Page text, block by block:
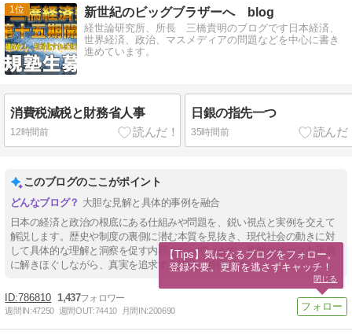
1 新世紀のビッグブラザーへ blog
経世論研究所、所長 三橋貴明のブログです日本経済、
世界経済、政治、マスメディアの問題などを中心に書き
進めています。
消費税減税と財務省人事
12時間前
日銀の指先一つ
35時間前
このブログのここがポイント
大胆な見解と具体的事例を融合
日本の経済と政治の根底にある仕組みや問題を、鋭い視点と実例を交えて
解説します。歴史や制度の裏側に潜む本質を見抜き、現代社会の動きに対
して具体的な理解と洞察を促す内容となっています。複雑なテーマも平易
に解きほぐしながら、真実を追求する姿勢が特徴です。
786810 1,437
週間IN:47250 週間OUT:74410 月間IN:200690
【Tips】気になるブログをフォロー。
登録不要。更新を逃さずキャッチ！
閉じる